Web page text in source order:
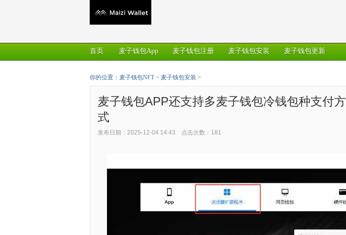
首页 麦子钱包App 麦子钱包注册 麦子钱包安装 麦子钱包更新
你的位置： 麦子钱包NFT> 麦子钱包安装 >
麦子钱包APP还支持多麦子钱包冷钱包种支付方
式
发布日期：2025-12-04 14:43 点击次数：181